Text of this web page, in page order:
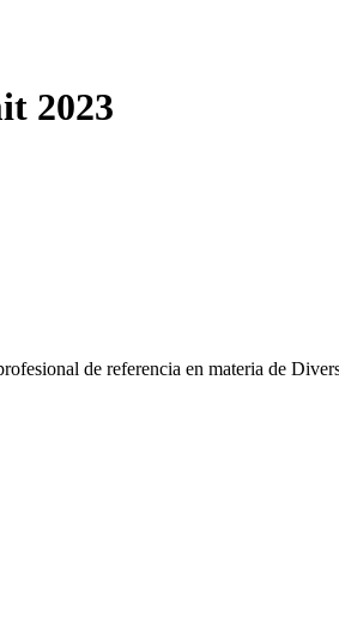
2023
de referencia en materia de